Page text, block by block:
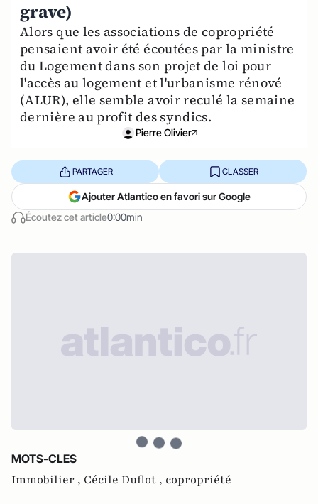
grave)
Alors que les associations de copropriété
pensaient avoir été écoutées par la ministre
du Logement dans son projet de loi pour
l'accès au logement et l'urbanisme rénové
(ALUR), elle semble avoir reculé la semaine
dernière au profit des syndics.
Pierre Olivier
Écoutez cet article0:00min
PARTAGER CLASSER
Ajouter Atlantico en favori sur Google
MOTS-CLES
Immobilier , Cécile Duflot , copropriété